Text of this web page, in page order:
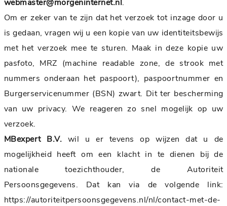
webmaster@morgeninternet.nl.
Om er zeker van te zijn dat het verzoek tot inzage door u
is gedaan, vragen wij u een kopie van uw identiteitsbewijs
met het verzoek mee te sturen. Maak in deze kopie uw
pasfoto, MRZ (machine readable zone, de strook met
nummers onderaan het paspoort), paspoortnummer en
Burgerservicenummer (BSN) zwart. Dit ter bescherming
van uw privacy. We reageren zo snel mogelijk op uw
verzoek.
MBexpert B.V. wil u er tevens op wijzen dat u de
mogelijkheid heeft om een klacht in te dienen bij de
nationale toezichthouder, de Autoriteit
Persoonsgegevens. Dat kan via de volgende link:
https://autoriteitpersoonsgegevens.nl/nl/contact-met-de-